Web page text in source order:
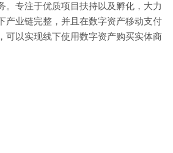
。专注于优质项目扶持以及孵化，大力
产业链完整，并且在数字资产移动支付
可以实现线下使用数字资产购买实体商